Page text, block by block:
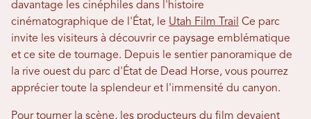
davantage les cinéphiles dans l'histoire
cinématographique de l'État, le Utah Film Trail Ce parc
invite les visiteurs à découvrir ce paysage emblématique
et ce site de tournage. Depuis le sentier panoramique de
la rive ouest du parc d'État de Dead Horse, vous pourrez
apprécier toute la splendeur et l'immensité du canyon.
Pour tourner la scène, les producteurs du film devaient